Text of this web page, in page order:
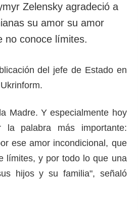
Zelensky agradeció a
su amor su amor
no conoce límites.
del jefe de Estado en
Madre. Y especialmente hoy
la palabra más importante:
ese amor incondicional, que
límites, y por todo lo que una
hijos y su familia", señaló